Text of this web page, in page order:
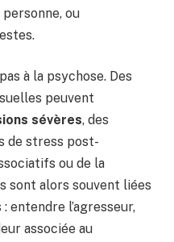
ou
à la psychose. Des
peuvent
sévères, des
de stress post-
ou de la
sont alors souvent liées
entendre l’agresseur,
associée au